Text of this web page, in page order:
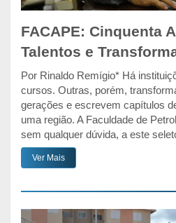
FACAPE: Cinquenta
Talentos e
Por Rinaldo Remígio* Há
cursos. Outras, porém,
gerações e escrevem capítulos
uma região. A Faculdade de
sem qualquer dúvida, a este
Ver Mais